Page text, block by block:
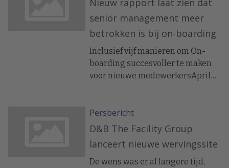
Holiday Valet Parking de
Consumer Award voor 2015
senior management meer
betrokken is bij on-boarding
Inclusief vijf manieren om On-
boarding succesvoller te maken
voor nieuwe medewerkersApril
wereldwijd rapport heeft
gepubliceerd over
ontwikkelingen in On-boarding.
De wereldwijde trends laten zien
dat senior management een
Persbericht
D&B The Facility Group
lanceert nieuwe wervingssite
De wens was er al langere tijd,